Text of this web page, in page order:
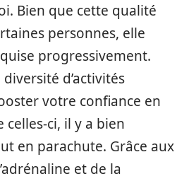
Bien que cette qualité
personnes, elle
progressivement.
d’activités
votre confiance en
celles-ci, il y a bien
en parachute. Grâce aux
et de la